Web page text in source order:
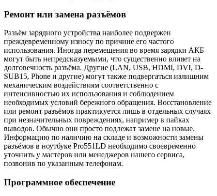
Ремонт или замена разъёмов
Разъём зарядного устройства наиболее подвержен
преждевременному износу по причине его частого
использования. Иногда перемещения во время зарядки АКБ
могут быть непредсказуемыми, что существенно влияет на
долговечность разъёма. Другие (LAN, USB, HDMI, DVI, D-
SUB15, Phone и другие) могут также подвергаться излишним
механическим воздействиям соответственно с
интенсивностью их использования и соблюдением
необходимых условий бережного обращения. Восстановление
или ремонт разъёмов практикуется лишь в отдельных случаях
при незначительных повреждениях, например в пайках
выводов. Обычно они просто подлежат замене на новые.
Информацию по наличию на складе и возможности замены
разъёмов в ноутбуке Pro551LD необходимо своевременно
уточнить у мастеров или менеджеров нашего сервиса,
позвонив по указанным телефонам.
Программное обеспечение